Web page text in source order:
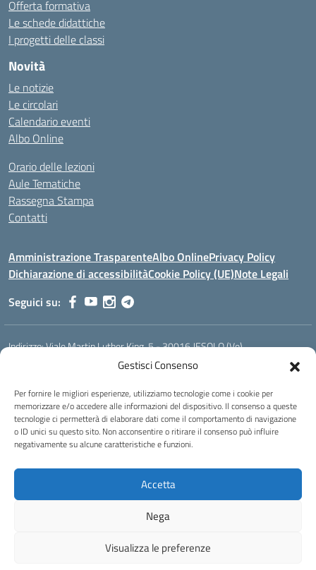
Gestisci Consenso
Per fornire le migliori esperienze, utilizziamo tecnologie come i cookie per
memorizzare e/o accedere alle informazioni del dispositivo. Il consenso a queste
tecnologie ci permetterà di elaborare dati come il comportamento di navigazione
o ID unici su questo sito. Non acconsentire o ritirare il consenso può influire
negativamente su alcune caratteristiche e funzioni.
Accetta
Nega
Visualizza le preferenze
Offerta formativa
Le schede didattiche
I progetti delle classi
Novità
Le notizie
Le circolari
Calendario eventi
Albo Online
Orario delle lezioni
Aule Tematiche
Rassegna Stampa
Contatti
Amministrazione TrasparenteAlbo OnlinePrivacy Policy
Dichiarazione di accessibilitàCookie Policy (UE)Note Legali
Seguici su:
Indirizzo:Viale Martin Luther King, 5 - 30016 JESOLO (Ve)
Email:verh020008@istruzione.it
Codice fiscale: 93023530277
Codice meccanografico:VERH020008
Codice Indice delle Pubbliche Amministrazioni (IPA): istsc_verh020008
Codice unico di fatturazione (CUF): UFBI5A
Istituto professionale di Stato per l'enogastronomia e l'ospitalità
IPSEOA - ''Elena Cornaro"
Idea e progetto di Designers Italia